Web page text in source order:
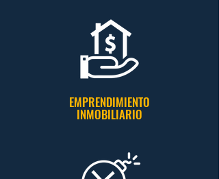
EMPRENDIMIENTO
INMOBILIARIO